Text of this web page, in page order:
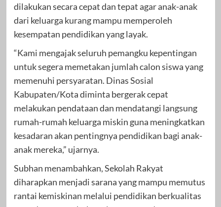
dilakukan secara cepat dan tepat agar anak-anak
dari keluarga kurang mampu memperoleh
kesempatan pendidikan yang layak.
“Kami mengajak seluruh pemangku kepentingan
untuk segera memetakan jumlah calon siswa yang
memenuhi persyaratan. Dinas Sosial
Kabupaten/Kota diminta bergerak cepat
melakukan pendataan dan mendatangi langsung
rumah-rumah keluarga miskin guna meningkatkan
kesadaran akan pentingnya pendidikan bagi anak-
anak mereka,” ujarnya.
Subhan menambahkan, Sekolah Rakyat
diharapkan menjadi sarana yang mampu memutus
rantai kemiskinan melalui pendidikan berkualitas